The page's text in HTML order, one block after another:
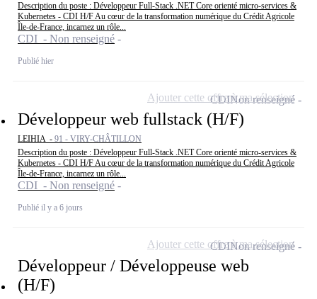
Description du poste : Développeur Full-Stack .NET Core orienté micro-services &
Kubernetes - CDI H/F Au cœur de la transformation numérique du Crédit Agricole
Île-de-France, incarnez un rôle...
CDI - Non renseigné
Publié hier
Développeur web fullstack (H/F)
LEIHIA - 91 - VIRY-CHÂTILLON
Description du poste : Développeur Full-Stack .NET Core orienté micro-services &
Kubernetes - CDI H/F Au cœur de la transformation numérique du Crédit Agricole
Île-de-France, incarnez un rôle...
CDI - Non renseigné
Publié il y a 6 jours
CDINon renseigné
Ajouter cette offre à ma sélection
Développeur / Développeuse web
(H/F)
CDINon renseigné
Ajouter cette offre à ma sélection